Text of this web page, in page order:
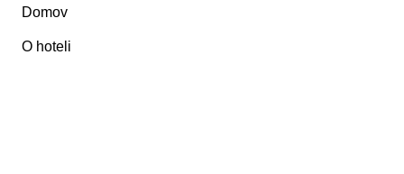
Domov
O hoteli